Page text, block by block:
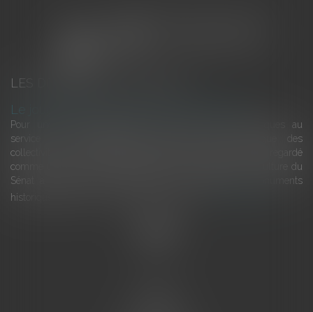
LES DERNIÈRES ACTUALITÉS
Le joug léger des monuments historiques
Pour une gestion patrimoniale des monuments historiques au
service du développement économique et touristique des
collectivités Le monument historique a longtemps été regardé
comme une charge. Le rapport que la commission de la culture du
Sénat a consacré, en juillet 2026, à la gestion des monuments
historiques invite à y voir aussi une ressour...